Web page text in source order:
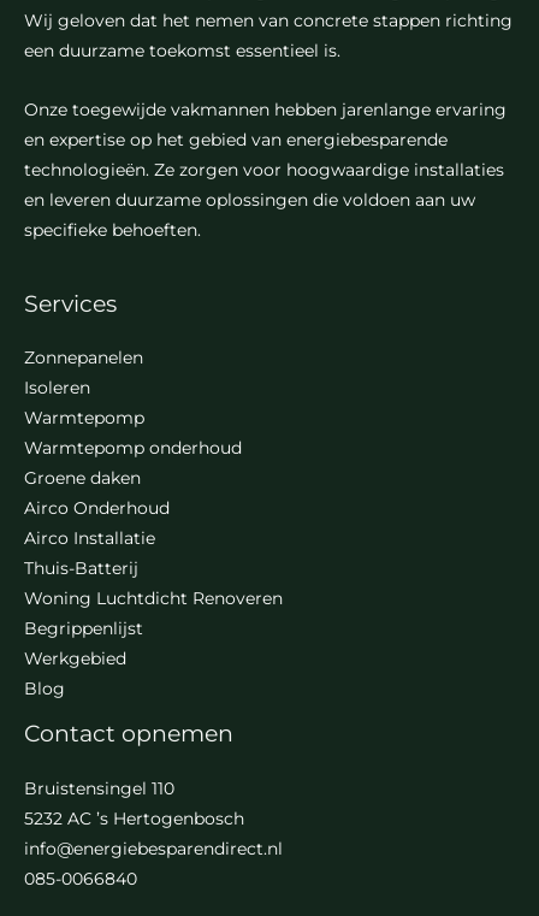
Wij geloven dat het nemen van concrete stappen richting
een duurzame toekomst essentieel is.
Onze toegewijde vakmannen hebben jarenlange ervaring
en expertise op het gebied van energiebesparende
technologieën. Ze zorgen voor hoogwaardige installaties
en leveren duurzame oplossingen die voldoen aan uw
specifieke behoeften.
Services
Zonnepanelen
Isoleren
Warmtepomp
Warmtepomp onderhoud
Groene daken
Airco Onderhoud
Airco Installatie
Thuis-Batterij
Woning Luchtdicht Renoveren
Begrippenlijst
Werkgebied
Blog
Contact opnemen
Bruistensingel 110
5232 AC ’s Hertogenbosch
info@energiebesparendirect.nl
085-0066840